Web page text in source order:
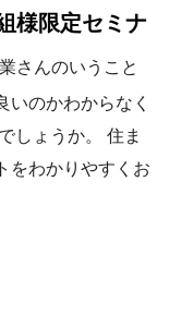
様限定セミナ
さんのいうこと
いのかわからなく
しょうか。 住ま
をわかりやすくお